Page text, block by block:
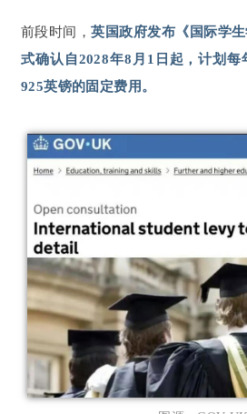
前段时间，英国政府发布《国际学
式确认自2028年8月1日起，计划
925英镑的固定费用。